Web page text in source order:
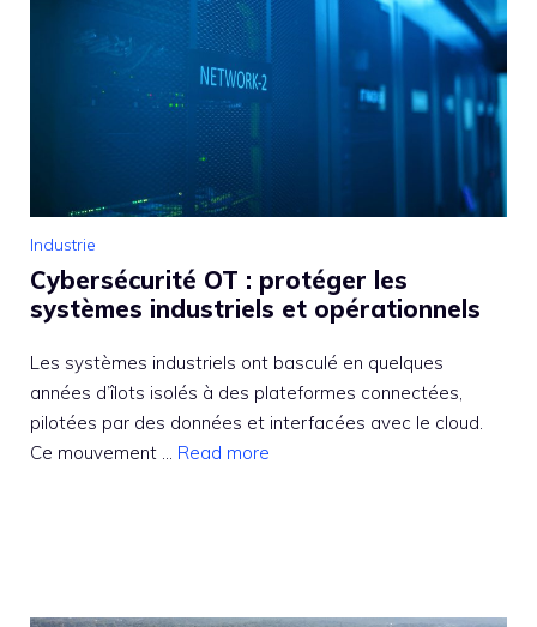
Industrie
Cybersécurité OT : protéger les
systèmes industriels et opérationnels
Les systèmes industriels ont basculé en quelques
années d’îlots isolés à des plateformes connectées,
pilotées par des données et interfacées avec le cloud.
Ce mouvement ... Read more